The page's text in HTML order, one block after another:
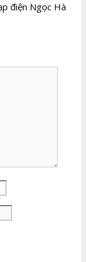
điện Ngọc Hà